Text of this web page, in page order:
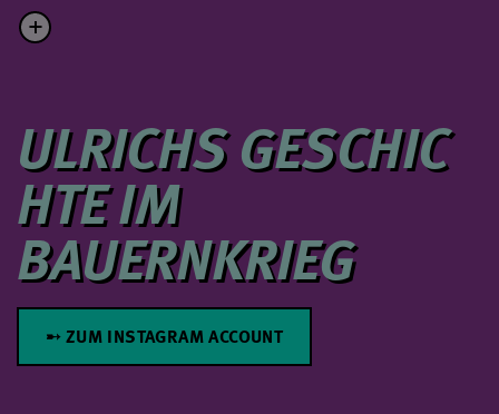
ULRICHS GESCHIC
HTE IM
BAUERNKRIEG
➸ ZUM INSTAGRAM ACCOUNT